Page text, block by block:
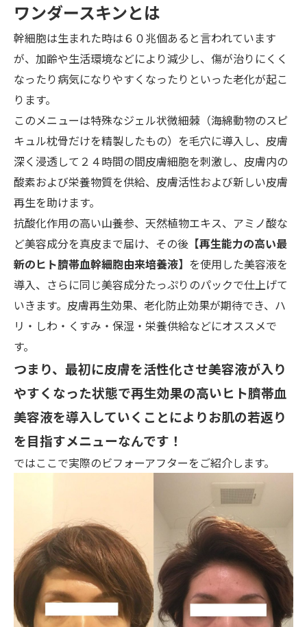
ワンダースキンとは
幹細胞は生まれた時は６０兆個あると言われています
が、加齢や生活環境などにより減少し、傷が治りにくく
なったり病気になりやすくなったりといった老化が起こ
ります。
このメニューは特殊なジェル状微細棘（海綿動物のスピ
キュル枕骨だけを精製したもの）を毛穴に導入し、皮膚
深く浸透して２４時間の間皮膚細胞を刺激し、皮膚内の
酸素および栄養物質を供給、皮膚活性および新しい皮膚
再生を助けます。
抗酸化作用の高い山養参、天然植物エキス、アミノ酸な
ど美容成分を真皮まで届け、その後 【再生能力の高い最
新のヒト臍帯血幹細胞由来培養液】 を使用した美容液を
導入、さらに同じ美容成分たっぷりのパックで仕上げて
いきます。皮膚再生効果、老化防止効果が期待でき、ハ
リ・しわ・くすみ・保湿・栄養供給などにオススメで
す。
つまり、最初に皮膚を活性化させ美容液が入り
やすくなった状態で再生効果の高いヒト臍帯血
美容液を導入していくことによりお肌の若返り
を目指すメニューなんです！
ではここで実際のビフォーアフターをご紹介します。